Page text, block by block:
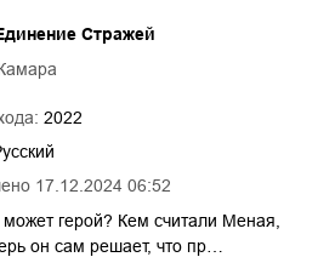
17.12.2024 06:52
Стражей
2022
герой? Кем считали Меная,
он сам решает, что пр…